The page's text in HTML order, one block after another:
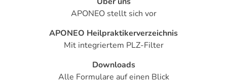
APONEO stellt sich vor
APONEO Heilpraktikerverzeichnis
Mit integriertem PLZ-Filter
Downloads
Alle Formulare auf einen Blick